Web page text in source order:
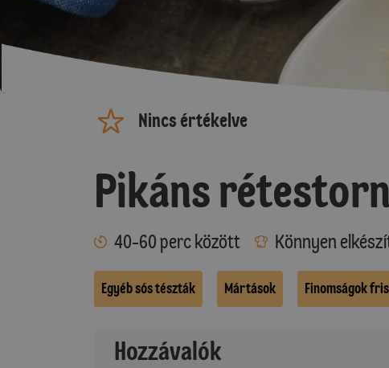
Nincs értékelve
Pikáns
40-60 perc között Könnyen
Egyéb sós tészták Mártások Finomságok
Hozzávalók